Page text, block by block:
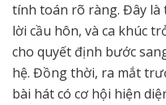
tính toán rõ ràng. Đây
lời cầu hôn, và ca khúc
cho quyết định bước
hệ. Đồng thời, ra mắt
bài hát có cơ hội hiện